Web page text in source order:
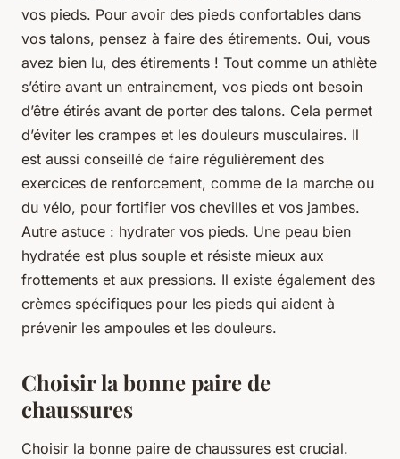
vos pieds. Pour avoir des pieds confortables dans
vos talons, pensez à faire des étirements. Oui, vous
avez bien lu, des étirements ! Tout comme un athlète
s’étire avant un entrainement, vos pieds ont besoin
d’être étirés avant de porter des talons. Cela permet
d’éviter les crampes et les douleurs musculaires. Il
est aussi conseillé de faire régulièrement des
exercices de renforcement, comme de la marche ou
du vélo, pour fortifier vos chevilles et vos jambes.
Autre astuce : hydrater vos pieds. Une peau bien
hydratée est plus souple et résiste mieux aux
frottements et aux pressions. Il existe également des
crèmes spécifiques pour les pieds qui aident à
prévenir les ampoules et les douleurs.
Choisir la bonne paire de
chaussures
Choisir la bonne paire de chaussures est crucial.